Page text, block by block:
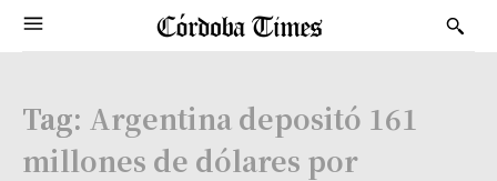
Tag: Argentina depositó 161
millones de dólares por